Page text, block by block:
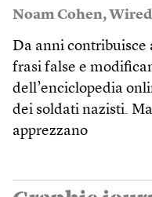
Noam Cohen, Wired
Da anni contribuisce
frasi false e
dell’enciclopedia
dei soldati nazisti.
apprezzano